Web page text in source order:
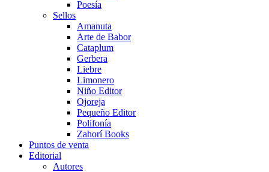
Poesía
Sellos
Amanuta
Arte de Babor
Cataplum
Gerbera
Liebre
Limonero
Niño Editor
Ojoreja
Pequeño Editor
Polifonía
Zahorí Books
Puntos de venta
Editorial
Autores